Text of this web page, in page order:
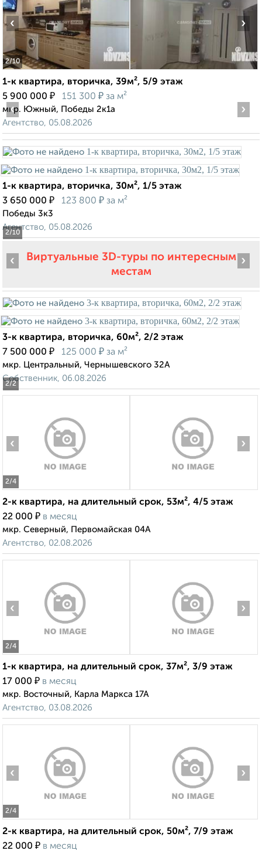
2/10
‹ ›
1-к квартира, вторичка, 39м², 5/9 этаж
5 900 000 ₽ 151 300 ₽ за м²
мкр. Южный, Победы 2к1а
Агентство, 05.08.2026
2/10
‹ ›
1-к квартира, вторичка, 30м², 1/5 этаж
3 650 000 ₽ 123 800 ₽ за м²
Победы 3к3
Агентство, 05.08.2026
Виртуальные 3D-туры по интересным
местам
2/2
‹ ›
3-к квартира, вторичка, 60м², 2/2 этаж
7 500 000 ₽ 125 000 ₽ за м²
мкр. Центральный, Чернышевского 32А
Собственник, 06.08.2026
2/4
‹ ›
2-к квартира, на длительный срок, 53м², 4/5 этаж
22 000 ₽ в месяц
мкр. Северный, Первомайская 04А
Агентство, 02.08.2026
2/4
‹ ›
1-к квартира, на длительный срок, 37м², 3/9 этаж
17 000 ₽ в месяц
мкр. Восточный, Карла Маркса 17А
Агентство, 03.08.2026
2/4
‹ ›
2-к квартира, на длительный срок, 50м², 7/9 этаж
22 000 ₽ в месяц